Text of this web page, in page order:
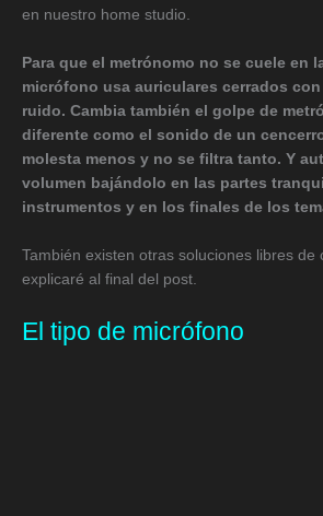
en nuestro home studio.
Para que el metrónomo no se cuele en
micrófono usa auriculares cerrados
ruido. Cambia también el golpe de
diferente como el sonido de un
molesta menos y no se filtra tanto. Y
volumen bajándolo en las partes
instrumentos y en los finales de los
También existen otras soluciones libres de
explicaré al final del post.
El tipo de micrófono